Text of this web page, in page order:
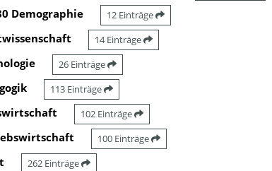
Demographie 12 Einträge
14 Einträge
26 Einträge
113 Einträge
102 Einträge
100 Einträge
262 Einträge